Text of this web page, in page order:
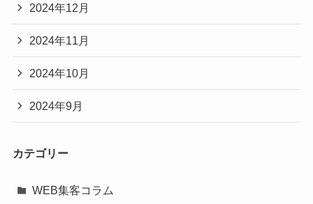
2024年12月
2024年11月
2024年10月
2024年9月
カテゴリー
WEB集客コラム